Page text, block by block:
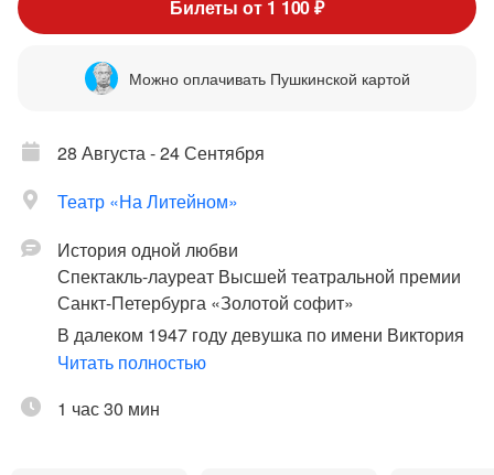
Билеты от 1 100 ₽
Можно оплачивать Пушкинской картой
28 Августа - 24 Сентября
Театр «На Литейном»
История одной любви
Спектакль-лауреат Высшей театральной премии
Санкт-Петербурга «Золотой софит»
В далеком 1947 году девушка по имени Виктория
мечтала о счастье. Она хотела быть
ребенка. Такое простое счастье. А молодой
Читать полностью
1 час 30 мин